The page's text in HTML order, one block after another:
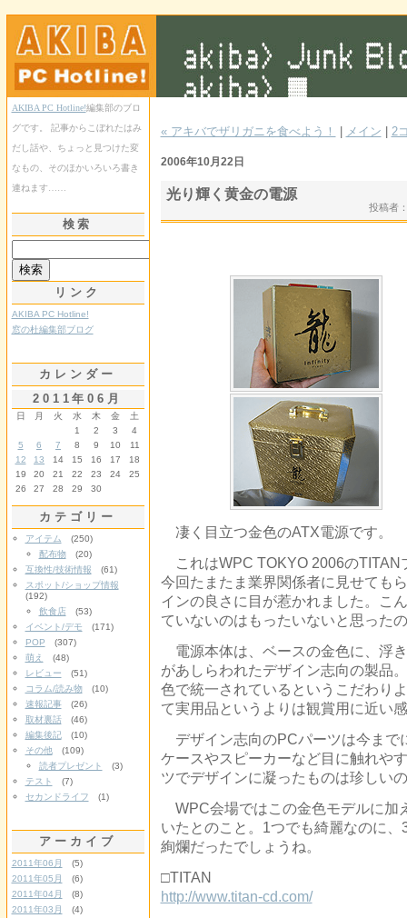
« アキバでザリガニを食べよう！ メイン 2
2006年10月22日
光り輝く黄金の電源
投稿者
凄く目立つ金色のATX電源です。
これはWPC TOKYO 2006のTITAN
今回たまたま業界関係者に見せても
インの良さに目が惹かれました。こ
ていないのはもったいないと思った
電源本体は、ベースの金色に、浮
があしらわれたデザイン志向の製品
色で統一されているというこだわり
て実用品というよりは観賞用に近い
デザイン志向のPCパーツは今まで
ケースやスピーカーなど目に触れや
ツでデザインに凝ったものは珍しい
WPC会場ではこの金色モデルに加
いたとのこと。1つでも綺麗なのに
絢爛だったでしょうね。
□TITAN
http://www.titan-cd.com/
AKIBA PC Hotline!編集部のブロ
グです。 記事からこぼれたはみ
だし話や、ちょっと見つけた変
なもの、そのほかいろいろ書き
連ねます……
検索
リンク
AKIBA PC Hotline!
窓の杜編集部ブログ
カレンダー
2011年06月
日 月 火 水 木 金
土
1
2 3
4
5
6 7 8 9 10
11
12
13 14 15 16 17
18
19
20 21 22 23 24
25
26
27 28 29 30
カテゴリー
アイテム (250)
配布物(20)
互換性/技術情報 (61)
スポット/ショップ情報
(192)
飲食店(53)
イベント/デモ (171)
POP (307)
萌え
(48)
レビュー (51)
コラム/読み物(10)
速報記事(26)
取材裏話(46)
編集後記 (10)
その他(109)
読者プレゼント
(3)
テスト
(7)
セカンドライフ (1)
アーカイブ
2011年06月
(5)
2011年05月
(6)
2011年04月
(8)
2011年03月
(4)